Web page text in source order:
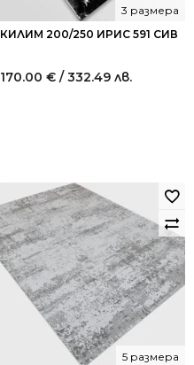
КИЛИМ 200/250 ИРИС 591 СИВ
3 размера
170.00 € / 332.49 лв.
5 размера